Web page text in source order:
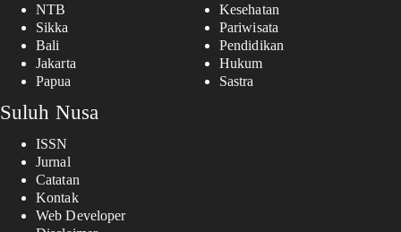
NTB
Sikka
Bali
Jakarta
Papua
Kesehatan
Pariwisata
Pendidikan
Hukum
Sastra
Suluh Nusa
ISSN
Jurnal
Catatan
Kontak
Web Developer